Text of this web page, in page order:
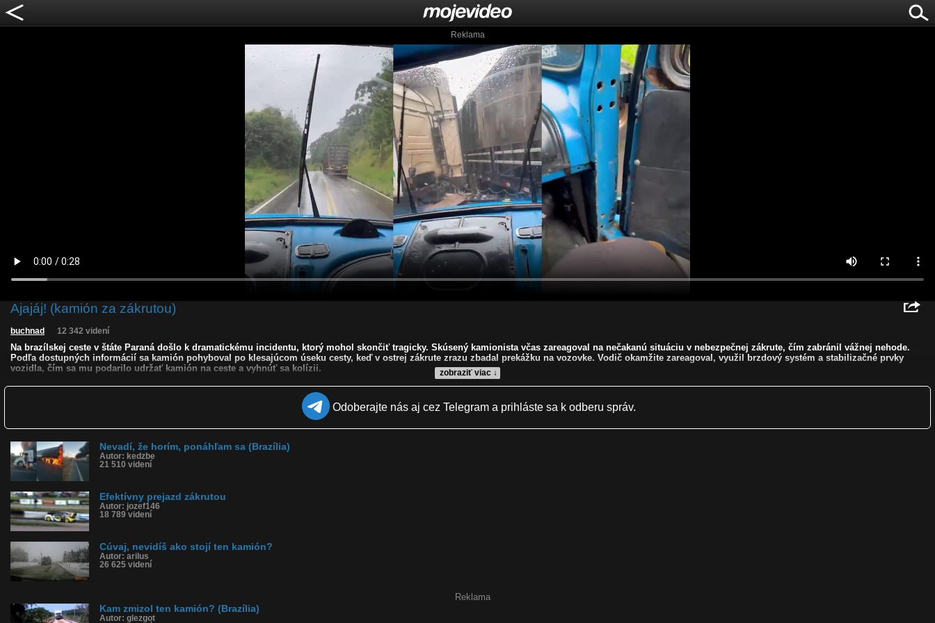
Reklama
Ajajáj! (kamión za zákrutou)
zobraziť viac ↓
buchnad 12 342 videní
Na brazílskej ceste v štáte Paraná došlo k dramatickému incidentu, ktorý mohol skončiť tragicky. Skúsený kamionista včas zareagoval na nečakanú situáciu v nebezpečnej zákrute, čím zabránil vážnej nehode.
Podľa dostupných informácií sa kamión pohyboval po klesajúcom úseku cesty, keď v ostrej zákrute zrazu zbadal prekážku na vozovke. Vodič okamžite zareagoval, využil brzdový systém a stabilizačné prvky
vozidla, čím sa mu podarilo udržať kamión na ceste a vyhnúť sa kolízii.
Komentárov: 33
Dľžka: 0:28
Kategória: auto-moto
Tagy: kamión, zákruta, fail, brazília, zabránil nehode, paraná, kamionista, nehoda, diaľnica, bezpečnosť, video, vodičská zručnosť
História sledovanosti videa:
Odoberajte nás aj cez Telegram a prihláste sa k odberu správ.
Nevadí, že horím, ponáhľam sa (Brazília)
Autor: kedzbe
21 510 videní
Efektívny prejazd zákrutou
Autor: jozef146
18 789 videní
Cúvaj, nevidíš ako stojí ten kamión?
Autor: arilus
26 625 videní
Reklama
Kam zmizol ten kamión? (Brazília)
Autor: glezgot